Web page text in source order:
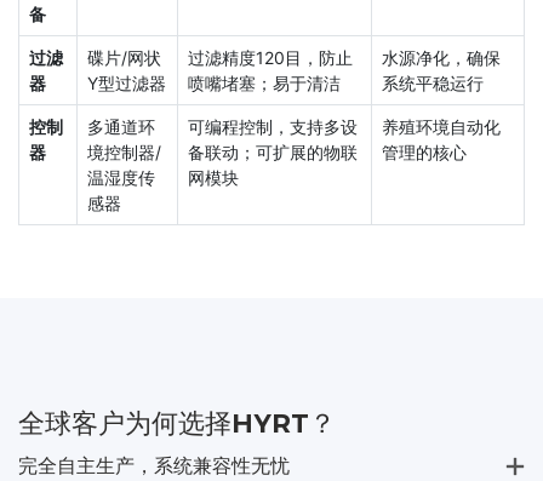
备
过滤
器
碟片/网状
Y型过滤器
过滤精度120目，防止
喷嘴堵塞；易于清洁
水源净化，确保
系统平稳运行
控制
器
多通道环
境控制器/
温湿度传
感器
可编程控制，支持多设
备联动；可扩展的物联
网模块
养殖环境自动化
管理的核心
全球客户为何选择HYRT？
完全自主生产，系统兼容性无忧